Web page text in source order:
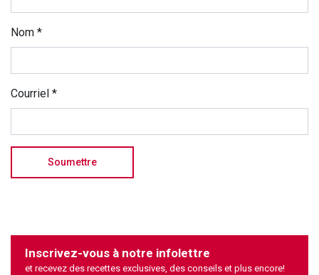
Nom *
Courriel *
Inscrivez-vous à notre infolettre
et recevez des recettes exclusives, des conseils et plus encore!